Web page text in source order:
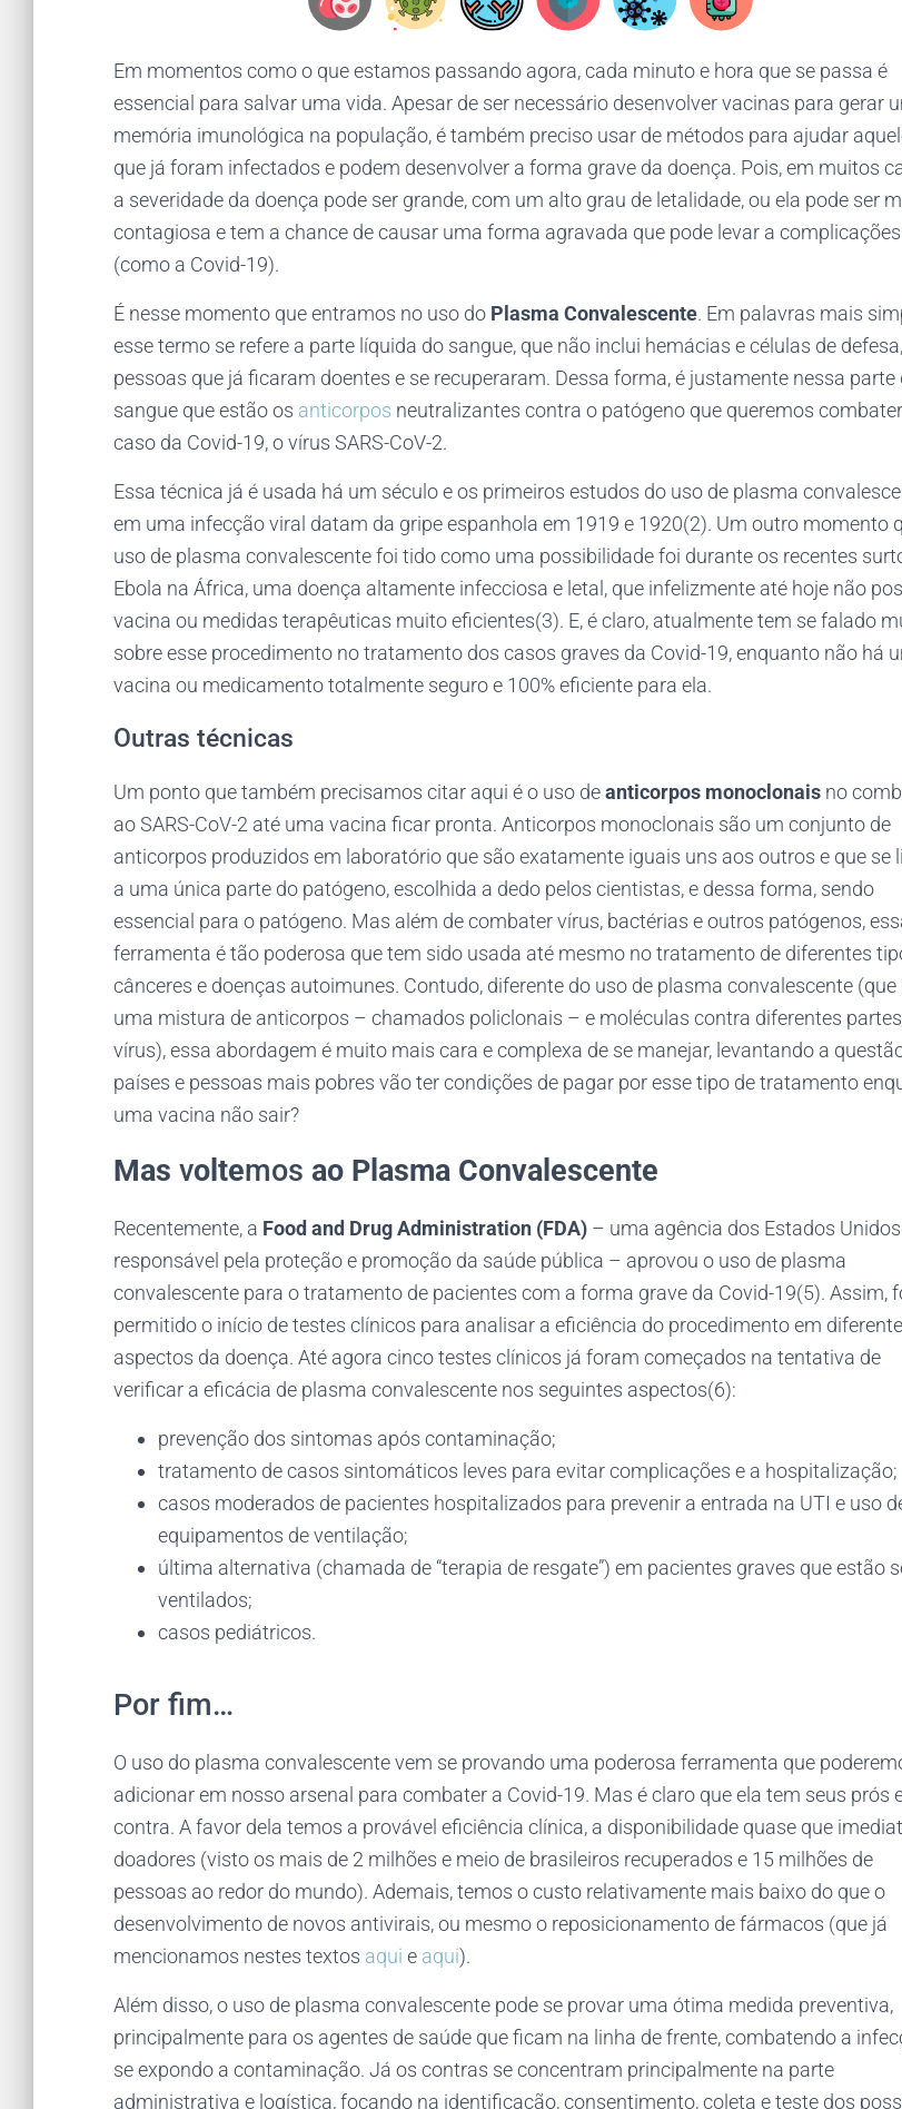
Em momentos como o que estamos passando agora, cada minuto e hora que se passa é
essencial para salvar uma vida. Apesar de ser necessário desenvolver vacinas para gerar
memória imunológica na população, é também preciso usar de métodos para ajudar
que já foram infectados e podem desenvolver a forma grave da doença. Pois, em muitos
a severidade da doença pode ser grande, com um alto grau de letalidade, ou ela pode ser
contagiosa e tem a chance de causar uma forma agravada que pode levar a complicações
(como a Covid-19).
É nesse momento que entramos no uso do Plasma Convalescente. Em palavras mais
esse termo se refere a parte líquida do sangue, que não inclui hemácias e células de
pessoas que já ficaram doentes e se recuperaram. Dessa forma, é justamente nessa parte
sangue que estão os anticorpos neutralizantes contra o patógeno que queremos
caso da Covid-19, o vírus SARS-CoV-2.
Essa técnica já é usada há um século e os primeiros estudos do uso de plasma
em uma infecção viral datam da gripe espanhola em 1919 e 1920(2). Um outro momento
uso de plasma convalescente foi tido como uma possibilidade foi durante os recentes
Ebola na África, uma doença altamente infecciosa e letal, que infelizmente até hoje não
vacina ou medidas terapêuticas muito eficientes(3). E, é claro, atualmente tem se falado
sobre esse procedimento no tratamento dos casos graves da Covid-19, enquanto não há
vacina ou medicamento totalmente seguro e 100% eficiente para ela.
Outras técnicas
Um ponto que também precisamos citar aqui é o uso deanticorpos monoclonais no
ao SARS-CoV-2 até uma vacina ficar pronta. Anticorpos monoclonais são um conjunto de
anticorpos produzidos em laboratório que são exatamente iguais uns aos outros e que se
a uma única parte do patógeno, escolhida a dedo pelos cientistas, e dessa forma, sendo
essencial para o patógeno. Mas além de combater vírus, bactérias e outros patógenos,
ferramenta é tão poderosa que tem sido usada até mesmo no tratamento de diferentes
cânceres e doenças autoimunes. Contudo, diferente do uso de plasma convalescente (que
uma mistura de anticorpos – chamados policlonais – e moléculas contra diferentes
vírus), essa abordagem é muito mais cara e complexa de se manejar, levantando a
países e pessoas mais pobres vão ter condições de pagar por esse tipo de tratamento
uma vacina não sair?
Mas voltemos ao Plasma Convalescente
Recentemente, a Food and Drug Administration (FDA) – uma agência dos Estados Unidos
responsável pela proteção e promoção da saúde pública – aprovou o uso de plasma
convalescente para o tratamento de pacientes com a forma grave da Covid-19(5). Assim,
permitido o início de testes clínicos para analisar a eficiência do procedimento em
aspectos da doença. Até agora cinco testes clínicos já foram começados na tentativa de
verificar a eficácia de plasma convalescente nos seguintes aspectos(6):
prevenção dos sintomas após contaminação;
tratamento de casos sintomáticos leves para evitar complicações e a hospitalização;
casos moderados de pacientes hospitalizados para prevenir a entrada na UTI e uso
equipamentos de ventilação;
última alternativa (chamada de “terapia de resgate”) em pacientes graves que estão
ventilados;
casos pediátricos.
Por fim…
O uso do plasma convalescente vem se provando uma poderosa ferramenta que
adicionar em nosso arsenal para combater a Covid-19. Mas é claro que ela tem seus prós
contra. A favor dela temos a provável eficiência clínica, a disponibilidade quase que
doadores (visto os mais de 2 milhões e meio de brasileiros recuperados e 15 milhões de
pessoas ao redor do mundo). Ademais, temos o custo relativamente mais baixo do que o
desenvolvimento de novos antivirais, ou mesmo o reposicionamento de fármacos (que já
mencionamos nestes textos aqui e aqui).
Além disso, o uso de plasma convalescente pode se provar uma ótima medida preventiva,
principalmente para os agentes de saúde que ficam na linha de frente, combatendo a
se expondo a contaminação. Já os contras se concentram principalmente na parte
administrativa e logística, focando na identificação, consentimento, coleta e teste dos